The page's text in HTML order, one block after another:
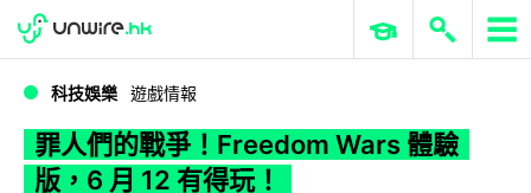
WWDC 2026 ERP 與商業 AI
科技娛樂 遊戲情報
罪人們的戰爭！Freedom Wars 體驗
版，6 月 12 有得玩！